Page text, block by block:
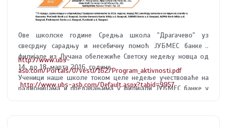
Ове школске године Средња школа "Драгачево" уз
свесрдну сарадњу и несебичну помоћ ЈУБМЕС банке ,
филијале из Лучана обележиће Светску недељу новца од
14. до 18. марта 2016. године.
Ученици наше школе током целе недеље учествоваће на
радионицама и предавањима у филијали ЈУБМЕС банке у
http://www.ubs-
asb.com/Portals/0/vesti/162/Program_aktivnosti.pdf
http://www.ubs-asb.com/Default.aspx?tabid=9957